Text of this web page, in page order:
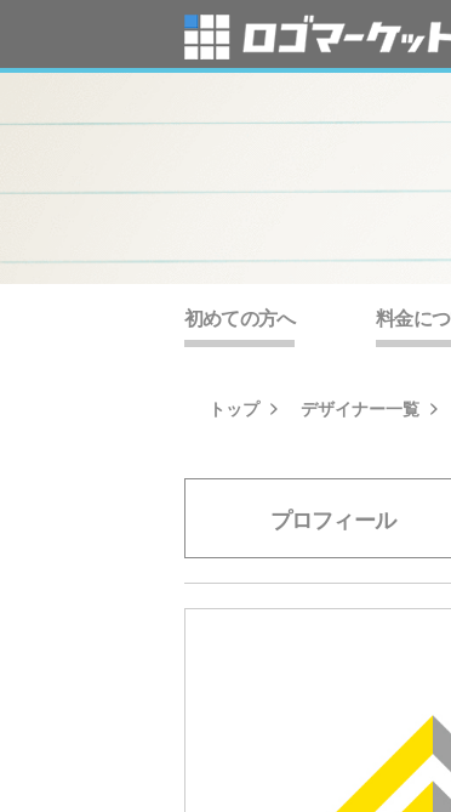
初めての方へ 料金に
トップ デザイナー一覧
プロフィール